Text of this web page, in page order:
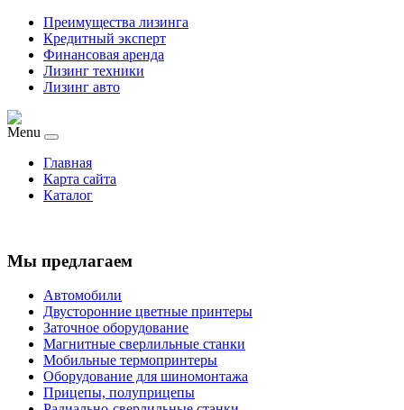
Преимущества лизинга
Кредитный эксперт
Финансовая аренда
Лизинг техники
Лизинг авто
Menu
Главная
Карта сайта
Каталог
Мы предлагаем
Автомобили
Двусторонние цветные принтеры
Заточное оборудование
Магнитные сверлильные станки
Мобильные термопринтеры
Оборудование для шиномонтажа
Прицепы, полуприцепы